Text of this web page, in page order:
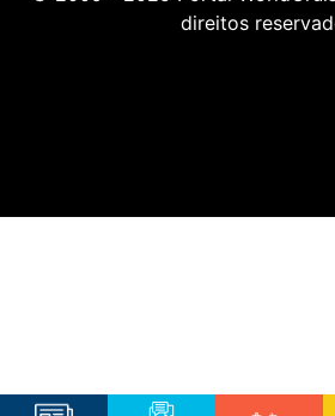
direitos